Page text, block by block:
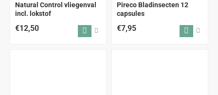
Natural Control vliegenval
incl. lokstof
€12,50
Pireco Bladinsecten 12
capsules
€7,95